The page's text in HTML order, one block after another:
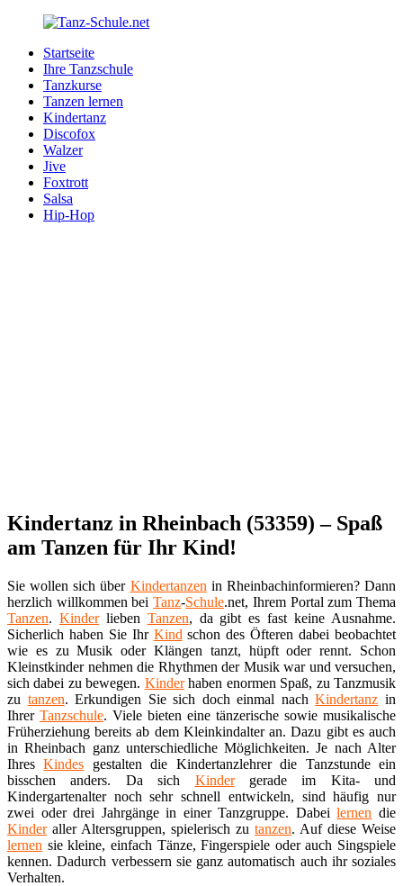
Zurück
Inhalt
Tanz-
Schule.net
Ihre
Tanzschule
Internet
Startseite
Ihre Tanzschule
Tanzkurse
Tanzen lernen
Kindertanz
Discofox
Walzer
Jive
Foxtrott
Salsa
Hip-Hop
Kindertanz in Rheinbach (53359) – Spaß
am Tanzen für Ihr Kind!
Sie wollen sich über Kindertanzen in Rheinbachinformieren? Dann
herzlich willkommen beiTanz-Schule.net, Ihrem Portal zum Thema
Tanzen. Kinderlieben Tanzen, da gibt es fast keine Ausnahme.
Sicherlich haben Sie Ihr Kind schon des Öfteren dabei beobachtet
wie es zu Musik oder Klängen tanzt, hüpft oder rennt. Schon
Kleinstkinder nehmen die Rhythmen der Musik war und versuchen,
sich dabei zu bewegen. Kinderhaben enormen Spaß, zu Tanzmusik
zu tanzen. Erkundigen Sie sich doch einmal nachKindertanz in
Ihrer Tanzschule. Viele bieten eine tänzerische sowie musikalische
Früherziehung bereits ab dem Kleinkindalter an. Dazu gibt es auch
in Rheinbach ganz unterschiedliche Möglichkeiten. Je nach Alter
IhresKindes gestalten die Kindertanzlehrer die Tanzstunde ein
bisschen anders. Da sich Kindergerade im Kita- und
Kindergartenalter noch sehr schnell entwickeln, sind häufig nur
zwei oder drei Jahrgänge in einer Tanzgruppe. Dabeilernen die
Kinderaller Altersgruppen, spielerisch zu tanzen. Auf diese Weise
lernen sie kleine, einfach Tänze, Fingerspiele oder auch Singspiele
kennen. Dadurch verbessern sie ganz automatisch auch ihr soziales
Verhalten.